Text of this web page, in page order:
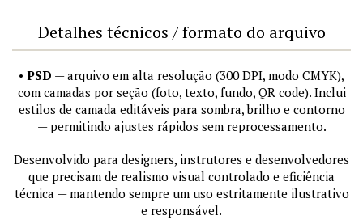
Detalhes técnicos / formato do arquivo
• PSD — arquivo em alta resolução (300 DPI, modo CMYK),
com camadas por seção (foto, texto, fundo, QR code). Inclui
estilos de camada editáveis para sombra, brilho e contorno
— permitindo ajustes rápidos sem reprocessamento.
Desenvolvido para designers, instrutores e desenvolvedores
que precisam de realismo visual controlado e eficiência
técnica — mantendo sempre um uso estritamente ilustrativo
e responsável.